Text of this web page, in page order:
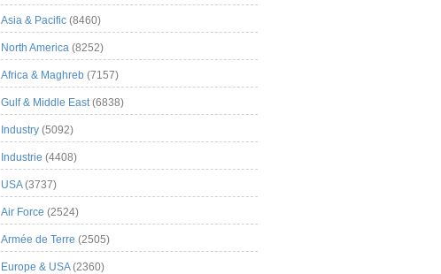
Asia & Pacific (8460)
North America (8252)
Africa & Maghreb (7157)
Gulf & Middle East(6838)
Industry (5092)
Industrie (4408)
USA(3737)
Air Force (2524)
Armée de Terre (2505)
Europe & USA(2360)